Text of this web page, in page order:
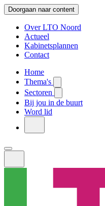
Doorgaan naar content
Over LTO Noord
Actueel
Kabinetsplannen
Contact
Home
Thema's
Sectoren
Bij jou in de buurt
Word lid